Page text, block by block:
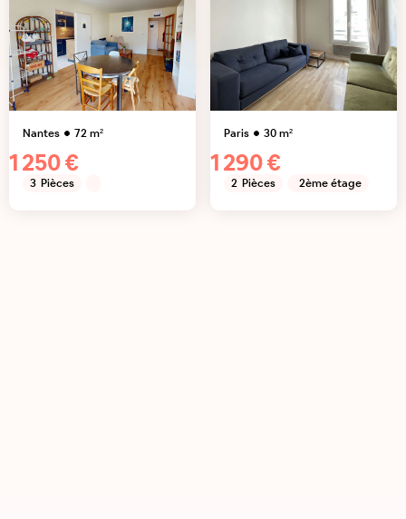
Nantes 72m²
1 250 €
3 Pièces
Paris 30m²
1 290 €
2 Pièces 2ème étage